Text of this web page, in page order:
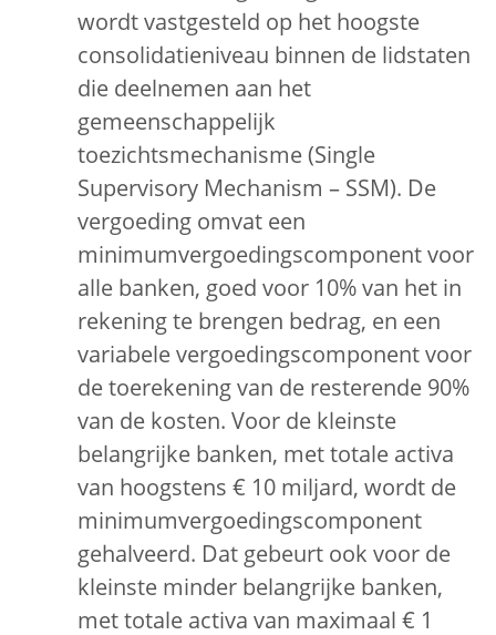
wordt vastgesteld op het hoogste
consolidatieniveau binnen de lidstaten
die deelnemen aan het
gemeenschappelijk
toezichtsmechanisme (Single
Supervisory Mechanism – SSM). De
vergoeding omvat een
minimumvergoedingscomponent voor
alle banken, goed voor 10% van het in
rekening te brengen bedrag, en een
variabele vergoedingscomponent voor
de toerekening van de resterende 90%
van de kosten. Voor de kleinste
belangrijke banken, met totale activa
van hoogstens € 10 miljard, wordt de
minimumvergoedingscomponent
gehalveerd. Dat gebeurt ook voor de
kleinste minder belangrijke banken,
met totale activa van maximaal € 1